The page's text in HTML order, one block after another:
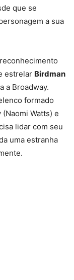
que se
a sua
estrelar Birdman
a Broadway.
formado
Watts) e
lidar com seu
uma estranha